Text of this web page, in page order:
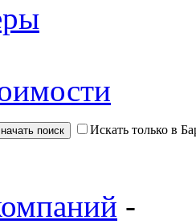
Искать только в
-